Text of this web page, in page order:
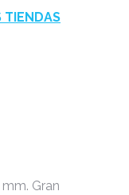
TIENDAS
Gran